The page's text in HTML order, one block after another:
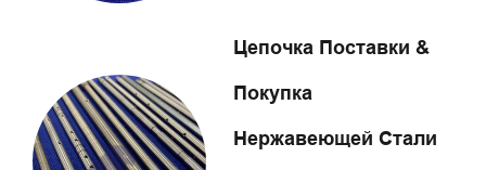
Цепочка Поставки &
Покупка
Нержавеющей Стали